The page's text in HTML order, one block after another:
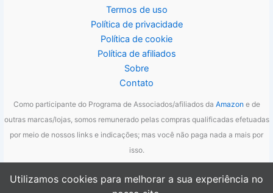
Termos de uso
Política de privacidade
Política de cookie
Política de afiliados
Sobre
Contato
Como participante do Programa de Associados/afiliados da Amazon e de
outras marcas/lojas, somos remunerado pelas compras qualificadas efetuadas
por meio de nossos links e indicações; mas você não paga nada a mais por
isso.
Utilizamos cookies para melhorar a sua experiência no